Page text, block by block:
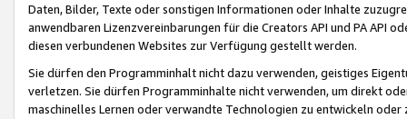
Daten, Bilder, Texte oder sonstigen Informationen oder Inhalte
anwendbaren Lizenzvereinbarungen für die Creators API und PA API
diesen verbundenen Websites zur Verfügung gestellt werden.
Sie dürfen den Programminhalt nicht dazu verwenden, geistiges
verletzen. Sie dürfen Programminhalte nicht verwenden, um direkt
maschinelles Lernen oder verwandte Technologien zu entwickeln